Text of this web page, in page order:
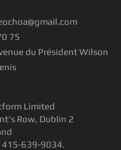
75
du Président Wilson
Limited
Row, Dublin 2
415-639-9034.